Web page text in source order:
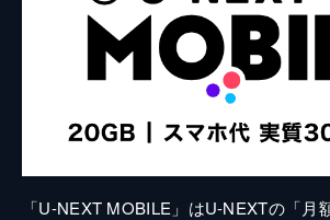
「U-NEXT MOBILE」はU-NEXTの「月